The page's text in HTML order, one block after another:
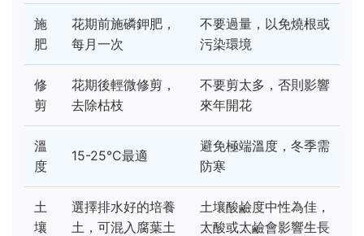
施
肥
花期前施磷鉀肥，
每月一次
不要過量，以免燒根或
污染環境
修
剪
花期後輕微修剪，
去除枯枝
不要剪太多，否則影響
來年開花
溫
度
15-25°C最適
避免極端溫度，冬季需
防寒
土
壤
選擇排水好的培養
土，可混入腐葉土
土壤酸鹼度中性為佳，
太酸或太鹼會影響生長